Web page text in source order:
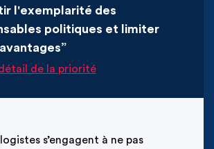
l'exemplarité des
politiques et limiter
de la priorité
s’engagent à ne pas